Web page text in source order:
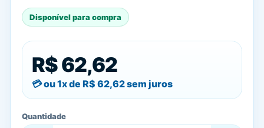
Disponível para compra
R$ 62,62
ou 1x de R$ 62,62sem juros
Quantidade